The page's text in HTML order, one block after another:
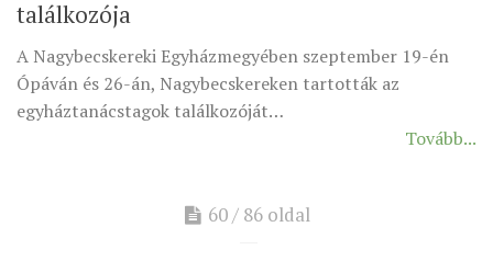
találkozója
A Nagybecskereki Egyházmegyében szeptember 19-én
Ópáván és 26-án, Nagybecskereken tartották az
egyháztanácstagok találkozóját…
Tovább...
60 / 86 oldal